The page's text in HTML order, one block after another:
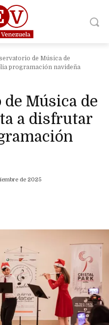
de Música de
programación navideña
Música de
a disfrutar
de 2025